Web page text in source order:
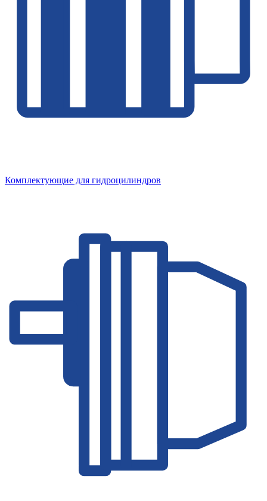
Комплектующие для гидроцилиндров